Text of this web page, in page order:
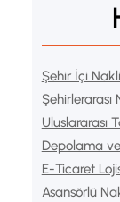
Şehir İçi
Şehirlerarası
Uluslararası
Depolama ve
E-Ticaret
Asansörlü